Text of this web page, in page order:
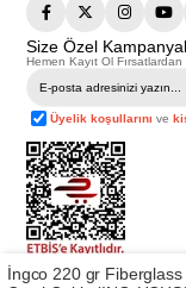
Size Özel
Hemen Kayıt Ol
Üyelik koşullarını ve
Telif Hakkı ©
İngco 220 gr Fiberglass